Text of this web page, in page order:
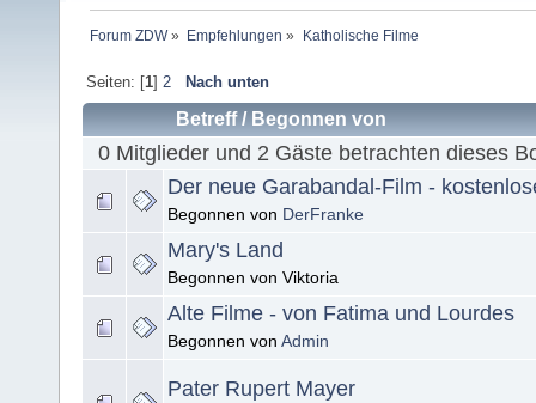
Forum ZDW» Empfehlungen » Katholische Filme
Seiten: [1] 2 Nach unten
Betreff/ Begonnen von
0 Mitglieder und 2 Gäste betrachten dieses
Der neue Garabandal-Film -
Begonnen von DerFranke
Mary's Land
Begonnen von Viktoria
Alte Filme - von Fatima und Lourdes
Begonnen von Admin
Pater Rupert Mayer